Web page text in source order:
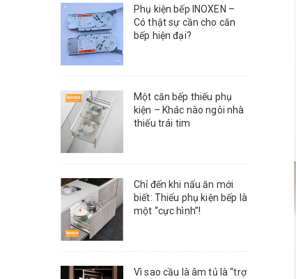
Phụ kiện bếp INOXEN –
Có thật sự cần cho căn
bếp hiện đại?
Một căn bếp thiếu phụ
kiện – Khác nào ngôi nhà
thiếu trái tim
Chỉ đến khi nấu ăn mới
biết: Thiếu phụ kiện bếp là
một “cực hình”!
Vì sao cầu là âm tủ là “trợ